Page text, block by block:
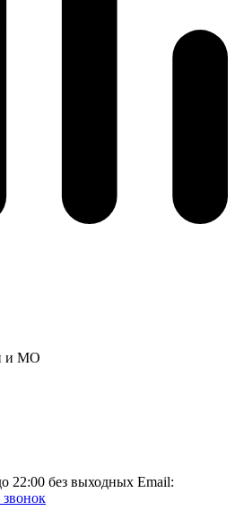
и МО
22:00 без выходных Email: